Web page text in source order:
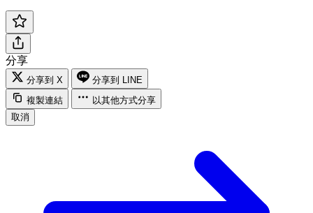
分享
分享到 X
分享到 LINE
複製連結
以其他方式分享
取消